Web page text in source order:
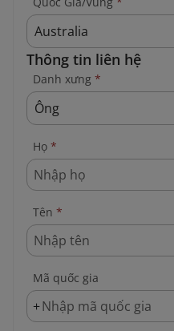
Australia
Thông tin liên hệ
Danh xưng *
Ông
Họ *
Tên *
Mã quốc gia
+